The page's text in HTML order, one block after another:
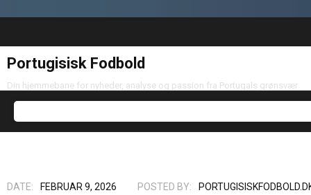
Portugisisk Fodbold
Din hjemmebane for nyheder, analyse og passion fra Portugals grønsvær
DATE: FEBRUAR 9, 2026 POSTED BY: